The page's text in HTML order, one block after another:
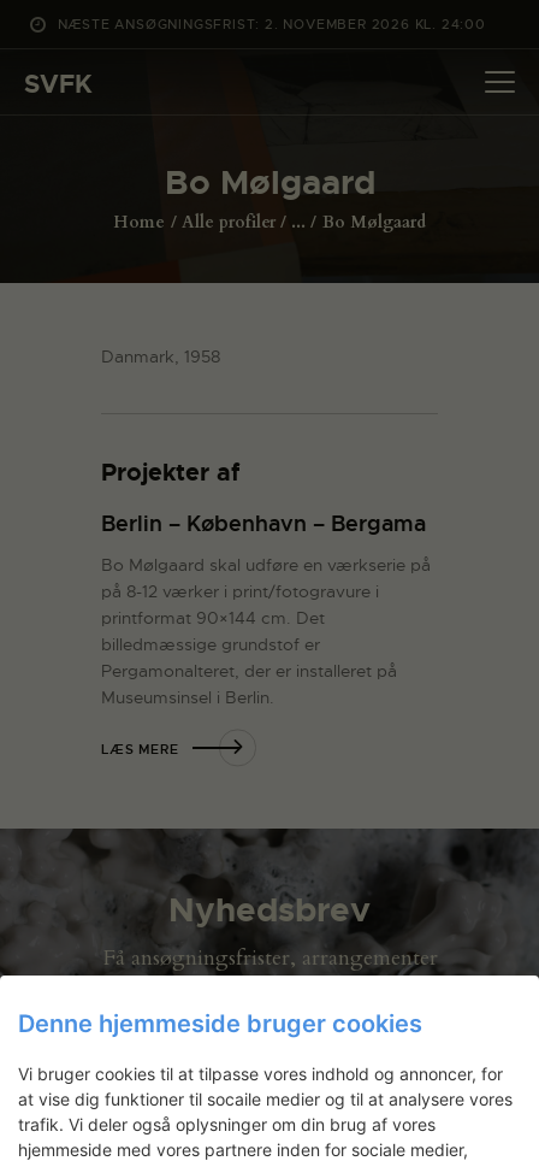
NÆSTE ANSØGNINGSFRIST: 2. NOVEMBER 2026 KL. 24:00
SVFK
Bo Mølgaard
Home Alle profiler ... Bo Mølgaard
DET SKER
ANSØG
ENGLISH
Danmark, 1958
Projekter af
Berlin – København – Bergama
Bo Mølgaard skal udføre en værkserie på
på 8-12 værker i print/fotogravure i
printformat 90×144 cm. Det
billedmæssige grundstof er
Pergamonalteret, der er installeret på
Museumsinsel i Berlin.
LÆS MERE
Nyhedsbrev
Få ansøgningsfrister, arrangementer
Denne hjemmeside bruger cookies
Vi bruger cookies til at tilpasse vores indhold og annoncer, for
at vise dig funktioner til socaile medier og til at analysere vores
trafik. Vi deler også oplysninger om din brug af vores
hjemmeside med vores partnere inden for sociale medier,